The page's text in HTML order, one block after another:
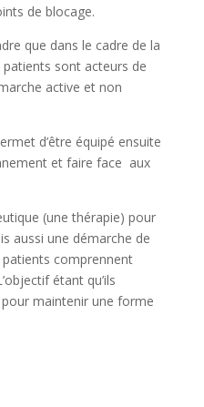
de blocage.
que dans le cadre de la
patients sont acteurs de
active et non
d’être équipé ensuite
et faire face aux
(une thérapie) pour
aussi une démarche de
comprennent
étant qu’ils
maintenir une forme